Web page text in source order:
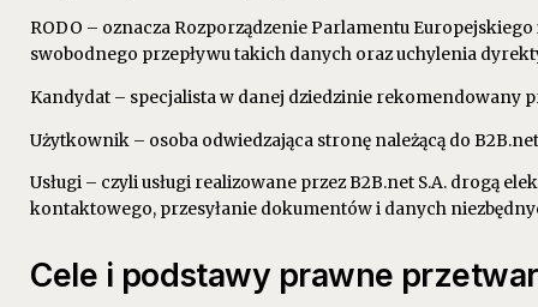
RODO – oznacza Rozporządzenie Parlamentu
swobodnego przepływu takich danych oraz uchylenia
Kandydat – specjalista w danej dziedzinie rekomendowany
Użytkownik – osoba odwiedzająca stronę należącą do
Usługi – czyli usługi realizowane przez B2B.net S.A. drogą
kontaktowego, przesyłanie dokumentów i danych
Cele i podstawy prawne